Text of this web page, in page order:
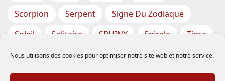
Nous utilisons des cookies pour optimiser notre site web et notre service.
Scorpion
Serpent
Signe Du Zodiaque
Soleil
Solitaire SPHINX Spirale
Tigre
Torsade
Tortue Train
Tresse
Triangle
Trèfle Tête Vase Étoile